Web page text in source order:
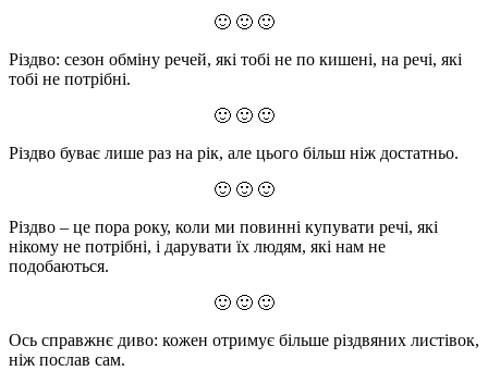
🙂 🙂 🙂
Різдво: сезон обміну речей, які тобі не по кишені, на речі, які
тобі не потрібні.
🙂 🙂 🙂
Різдво буває лише раз на рік, але цього більш ніж достатньо.
🙂 🙂 🙂
Різдво – це пора року, коли ми повинні купувати речі, які
нікому не потрібні, і дарувати їх людям, які нам не
подобаються.
🙂 🙂 🙂
Ось справжнє диво: кожен отримує більше різдвяних листівок,
ніж послав сам.